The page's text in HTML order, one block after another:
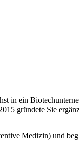
in ein
gründete Sie
Medizin) und